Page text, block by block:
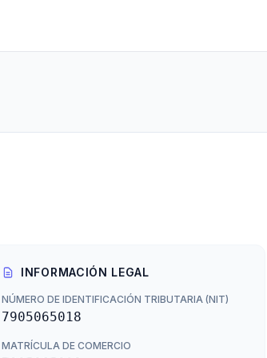
INFORMACIÓN LEGAL
NÚMERO DE IDENTIFICACIÓN TRIBUTARIA (NIT)
7905065018
MATRÍCULA DE COMERCIO